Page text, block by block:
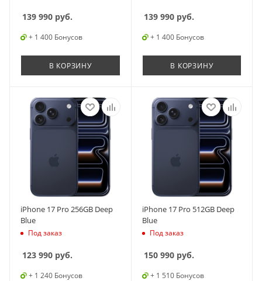
139 990 руб.
+ 1 400 Бонусов
В КОРЗИНУ
139 990руб.
+ 1 400 Бонусов
В КОРЗИНУ
iPhone 17 Pro 256GB Deep
Blue
Под заказ
123 990 руб.
+ 1 240 Бонусов
iPhone 17 Pro 512GB Deep
Blue
Под заказ
150 990руб.
+ 1 510 Бонусов